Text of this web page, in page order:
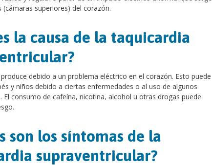
(cámaras superiores) del corazón.
la causa de la taquicardia
debido a un problema eléctrico en el corazón. Esto puede
y niños debido a ciertas enfermedades o al uso de algunos
El consumo de cafeína, nicotina, alcohol u otras drogas puede
son los síntomas de la
supraventricular?